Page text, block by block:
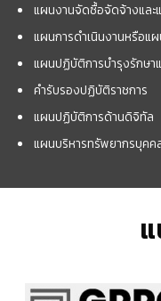
แผนงานจัดซื้อจัดจ้างแล
แผนการดำเนินงานหรือแ
แผนปฏิบัติการบำรุงรักษา
คำรับรองปฏิบัติราชการ
แผนปฏิบัติการด้านดิจิทัล
แผนบริหารทรัพยากรบุคค